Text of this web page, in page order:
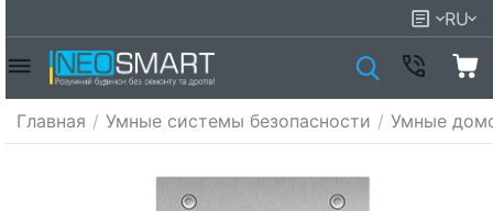
RU
Главная / Умные системы безопасности / Умные